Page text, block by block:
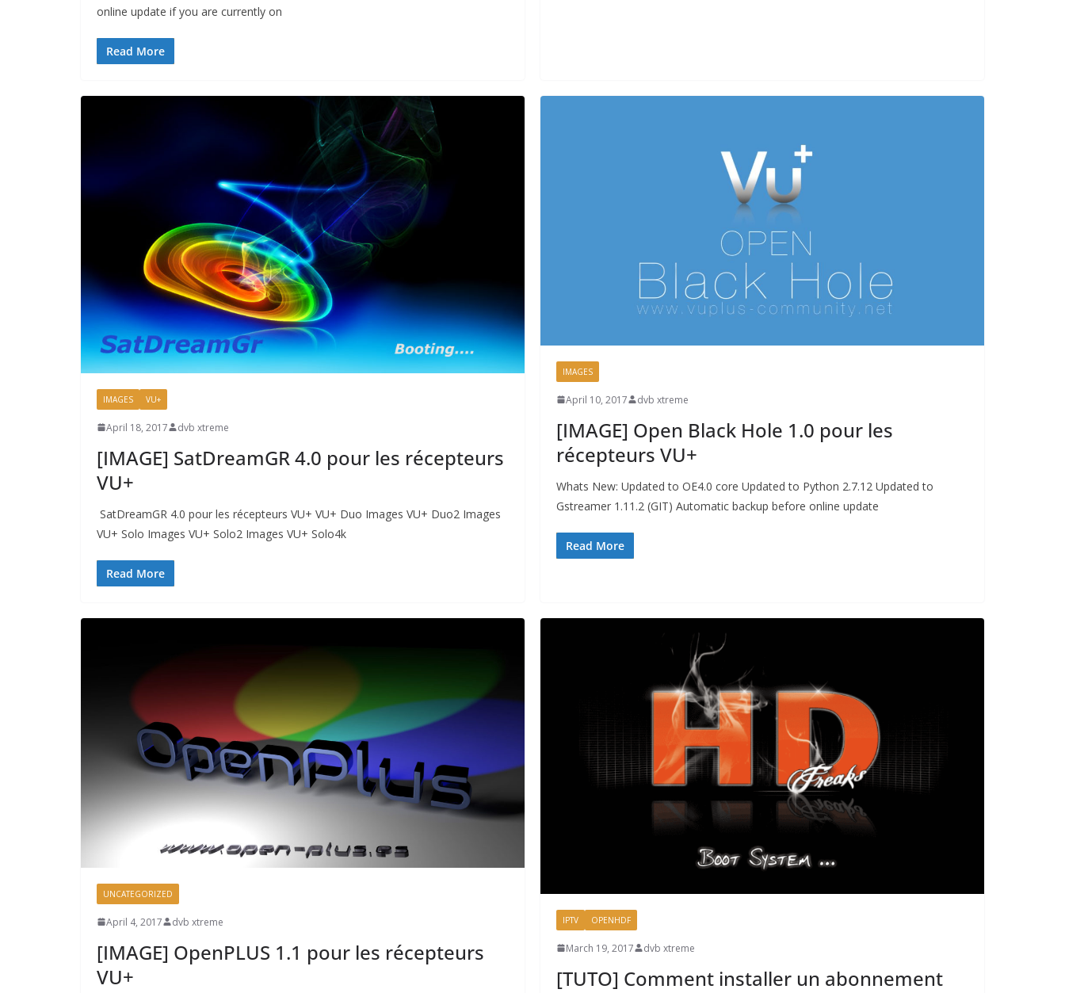
online update if you are currently on
Read More
IMAGES VU+
April 18, 2017 dvb xtreme
[IMAGE] SatDreamGR 4.0 pour les récepteurs
VU+
SatDreamGR 4.0 pour les récepteurs VU+ VU+ Duo Images VU+ Duo2 Images
VU+ Solo Images VU+ Solo2 Images VU+ Solo4k
Read More
IMAGES
April 10, 2017 dvb xtreme
[IMAGE] Open Black Hole 1.0 pour les
récepteurs VU+
Whats New: Updated to OE4.0 core Updated to Python 2.7.12 Updated to
Gstreamer 1.11.2 (GIT) Automatic backup before online update
Read More
UNCATEGORIZED
April 4, 2017 dvb xtreme
[IMAGE] OpenPLUS 1.1 pour les récepteurs
VU+
IPTV OPENHDF
March 19, 2017 dvb xtreme
[TUTO] Comment installer un abonnement